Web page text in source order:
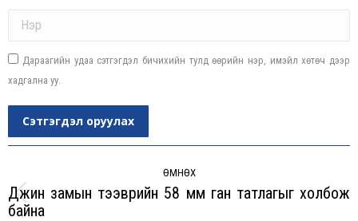
Дараагийн удаа сэтгэгдэл бичихийн тулд өөрийн нэр, имэйл хөтөч дээр
хадгална уу.
Сэтгэгдэл оруулах
navigation
ӨМНӨХ
Previous
Дүүжин замын тээврийн 58 мм ган татлагыг холбож
байна